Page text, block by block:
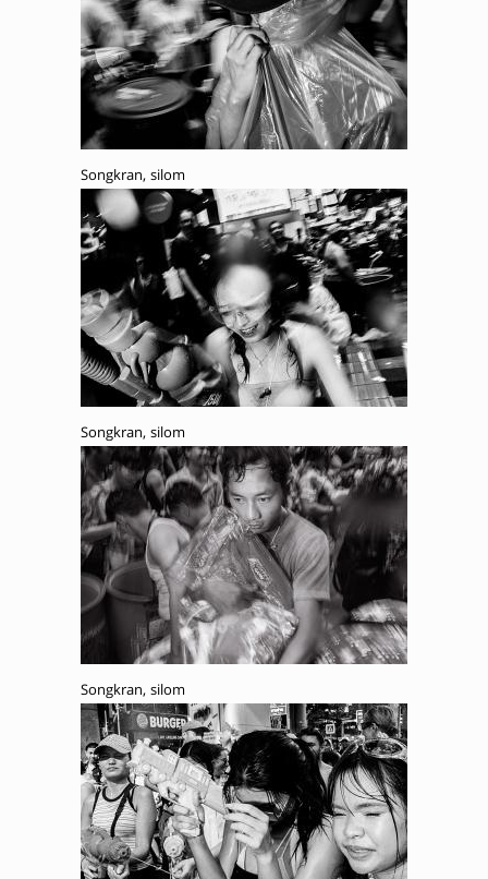
Songkran, silom
Songkran, silom
Songkran, silom